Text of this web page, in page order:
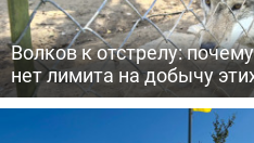
Волков к отстрелу:
нет лимита на добычу